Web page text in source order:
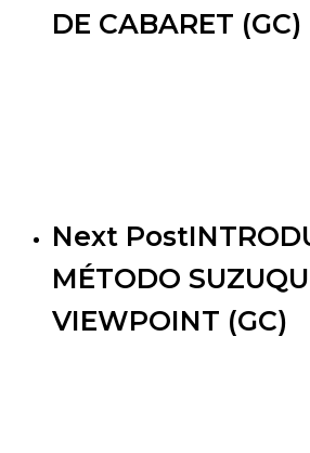
DE CABARET (GC)
Next Post
MÉTODO
VIEWPOINT (GC)